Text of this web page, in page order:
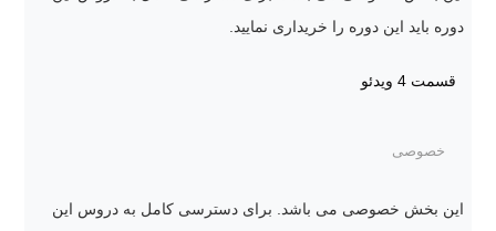
دوره باید این دوره را خریداری نمایید.
قسمت 4 ویدئو
خصوصی
این بخش خصوصی می باشد. برای دسترسی کامل به دروس این